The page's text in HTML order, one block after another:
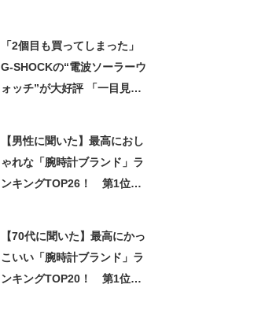
「2個目も買ってしまった」
G-SHOCKの“電波ソーラーウ
ォッチ”が大好評 「一目見
【男性に聞いた】最高におし
ゃれな「腕時計ブランド」ラ
ンキングTOP26！ 第1位は
【70代に聞いた】最高にかっ
こいい「腕時計ブランド」ラ
ンキングTOP20！ 第1位は